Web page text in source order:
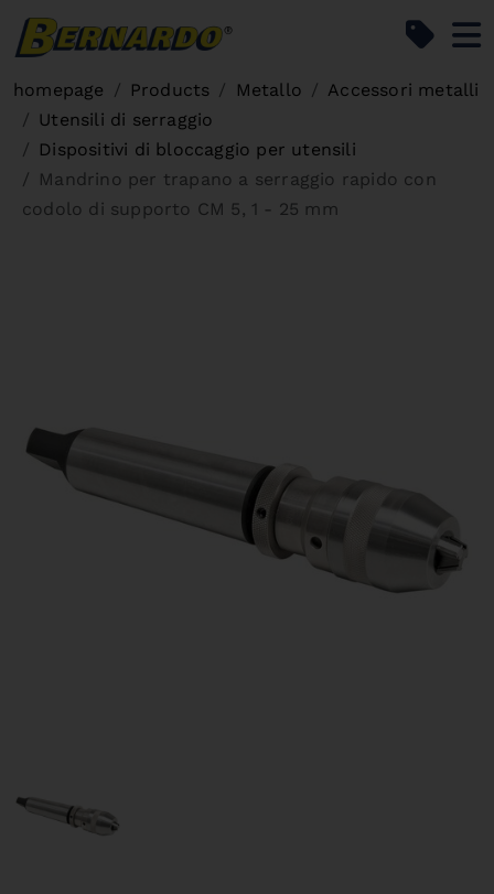
homepage Products Metallo
Accessori metalli
Utensili di serraggio
Dispositivi di bloccaggio per utensili
Mandrino per trapano a serraggio rapido con
codolo di supporto CM 5, 1 - 25 mm